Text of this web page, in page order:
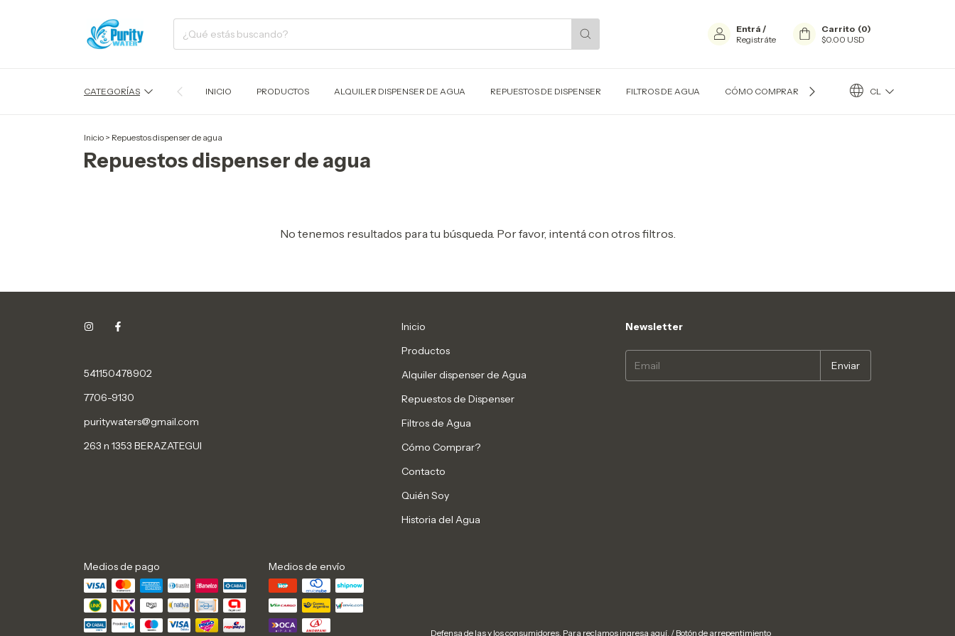
Entrá /
Registráte
Carrito (0)
$0.00 USD
CATEGORÍAS INICIO PRODUCTOS ALQUILER DISPENSER DE AGUA REPUESTOS DE DISPENSER FILTROS DE AGUA CÓMO COMPRAR? CONTACTOCL
Inicio > Repuestos dispenser de agua
Repuestos dispenser de agua
No tenemos resultados para tu búsqueda. Por favor, intentá con otros filtros.
541150478902
7706-9130
puritywaters@gmail.com
263 n 1353 BERAZATEGUI
Inicio
Productos
Alquiler dispenser de Agua
Repuestos de Dispenser
Filtros de Agua
Cómo Comprar?
Contacto
Quién Soy
Historia del Agua
Newsletter
Medios de pago Medios de envío
Defensa de las y los consumidores. Para reclamos ingresa aquí. / Botón de arrepentimiento